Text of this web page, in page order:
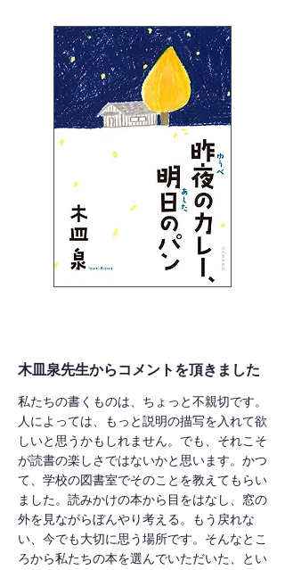
木皿泉先生からコメントを頂きました
私たちの書くものは、ちょっと不親切です。
人によっては、もっと説明の描写を入れて欲
しいと思うかもしれません。でも、それこそ
が読書の楽しさではないかと思います。かつ
て、学校の図書室でそのことを教えてもらい
ました。読みかけの本から目をはなし、窓の
外を見ながらぼんやり考える。もう戻れな
い、今でも大切に思う場所です。そんなとこ
ろから私たちの本を選んでいただいた、とい